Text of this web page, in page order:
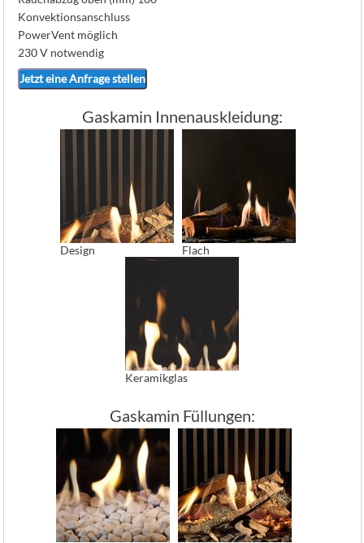
Konvektionsanschluss
PowerVent möglich
230 V notwendig
Jetzt eine Anfrage stellen
Gaskamin Innenauskleidung:
Design Flach
Keramikglas
Gaskamin Füllungen: